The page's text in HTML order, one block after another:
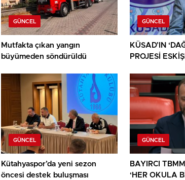
GÜNCEL
Mutfakta çıkan yangın
büyümeden söndürüldü
GÜNCEL
KÜSAD’IN
PROJESİ
BULUŞUYOR
GÜNCEL
Kütahyaspor’da yeni sezon
öncesi destek buluşması
GÜNCEL
BAYIRCI
‘HER OKULA